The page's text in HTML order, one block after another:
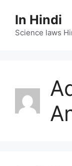
content
In Hindi
Science laws